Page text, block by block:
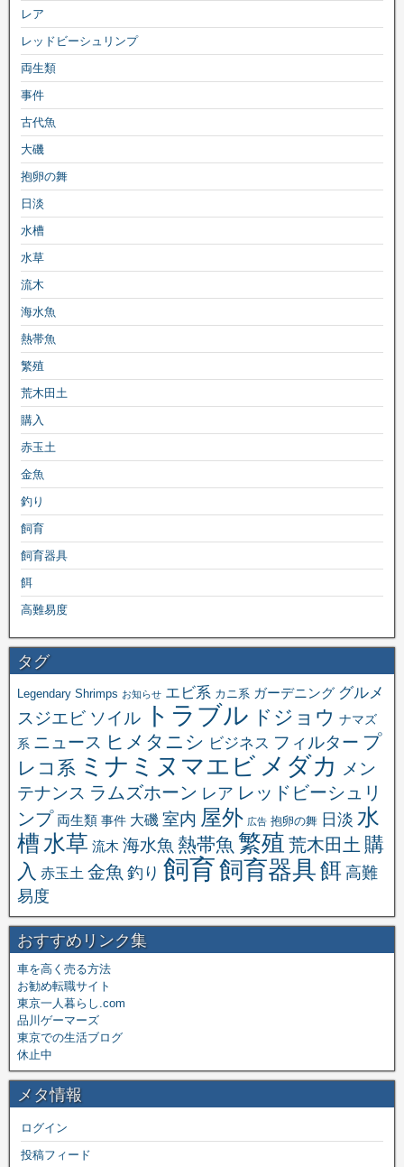
レア
レッドビーシュリンプ
両生類
事件
古代魚
大磯
抱卵の舞
日淡
水槽
水草
流木
海水魚
熱帯魚
繁殖
荒木田土
購入
赤玉土
金魚
釣り
飼育
飼育器具
餌
高難易度
タグ
Legendary Shrimps お知らせ エビ系 カニ系 ガーデニング グルメ
スジエビ ソイル トラブル ドジョウ ナマズ
系 ニュース ヒメタニシ ビジネス フィルター プ
レコ系 ミナミヌマエビ メダカ
メン
テナンス ラムズホーン レア レッドビーシュリ
ンプ 両生類 事件 大磯 室内 屋外 広告 抱卵の舞 日淡 水
槽 水草 流木 海水魚 熱帯魚 繁殖 荒木田土 購
入 赤玉土 金魚 釣り 飼育飼育器具餌 高難
易度
おすすめリンク集
車を高く売る方法
お勧め転職サイト
東京一人暮らし.com
品川ゲーマーズ
東京での生活ブログ
休止中
メタ情報
ログイン
投稿フィード